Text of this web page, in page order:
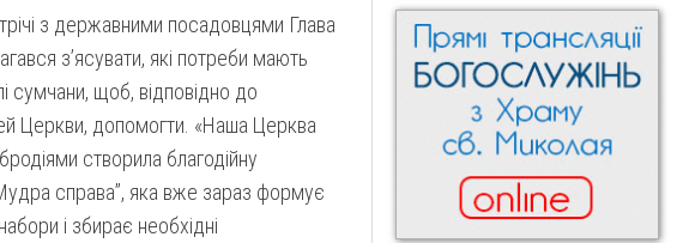
з державними посадовцями Глава
з’ясувати, які потреби мають
сумчани, щоб, відповідно до
Церкви, допомогти. «Наша Церква
створила благодійну
справа”, яка вже зараз формує
і збирає необхідні